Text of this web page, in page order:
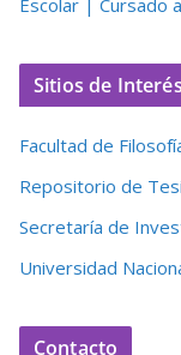
Sitios de Interés
Facultad de
Repositorio de
Secretaría de
Universidad
Contacto